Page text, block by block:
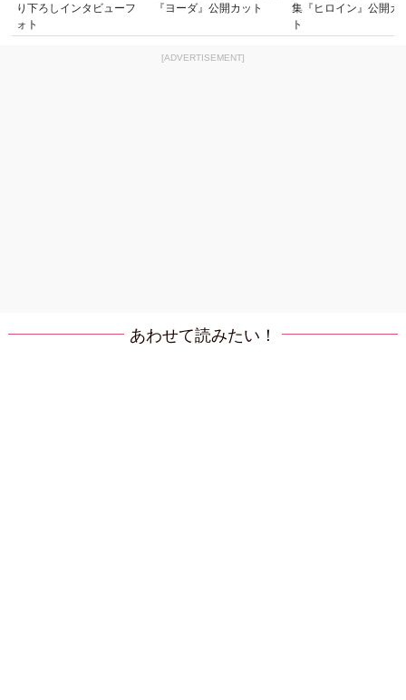
り下ろしインタビューフ
ォト
『ヨーダ』公開カット
集『ヒロイン』公開カ
ト
[ADVERTISEMENT]
あわせて読みたい！